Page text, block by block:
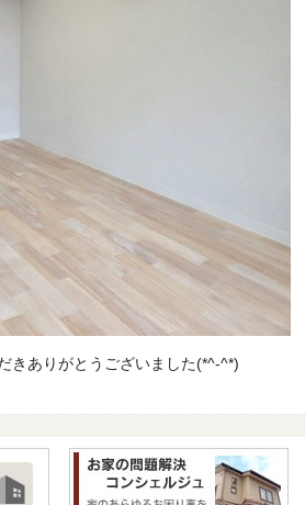
きありがとうございました(*^-^*)